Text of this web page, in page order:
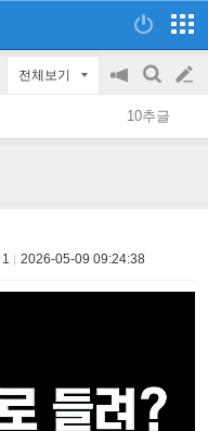
전체보기
공
지
on/off
검
색
글
쓰
10추글
1 2026-05-09 09:24:38